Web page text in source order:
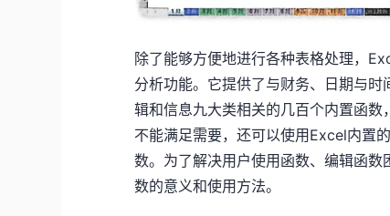
除了能够方便地进行各种表格处理，
分析功能。它提供了与财务、日期与
辑和信息九大类相关的几百个内置函
不能满足需要，还可以使用Excel内置
数。为了解决用户使用函数、编辑函
数的意义和使用方法。